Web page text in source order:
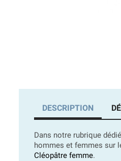
DESCRIPTION
Dans notre rubrique
hommes et femmes sur
Cléopâtre femme.